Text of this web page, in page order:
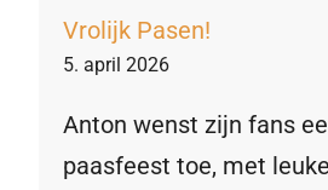
Vrolijk Pasen!
5. april 2026
Anton wenst zijn fans
paasfeest toe, met